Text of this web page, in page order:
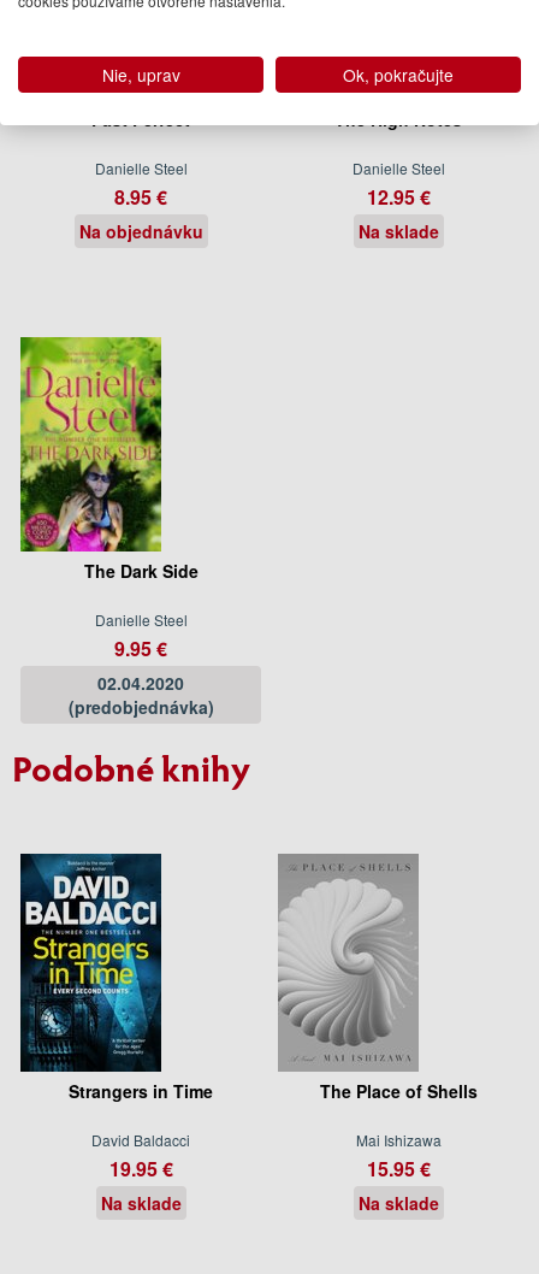
Danielle Steel
8.95 €
Na objednávku
Danielle Steel
12.95 €
Na sklade
The Dark Side
Danielle Steel
9.95 €
02.04.2020
(predobjednávka)
Podobné knihy
Strangers in Time
David Baldacci
19.95 €
Na sklade
The Place of Shells
Mai Ishizawa
15.95 €
Na sklade
Nie, uprav Ok, pokračujte